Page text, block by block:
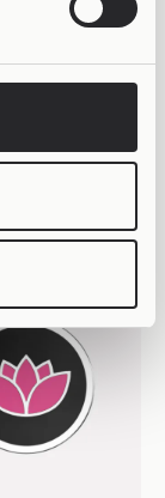
Pink
Καρδιά)